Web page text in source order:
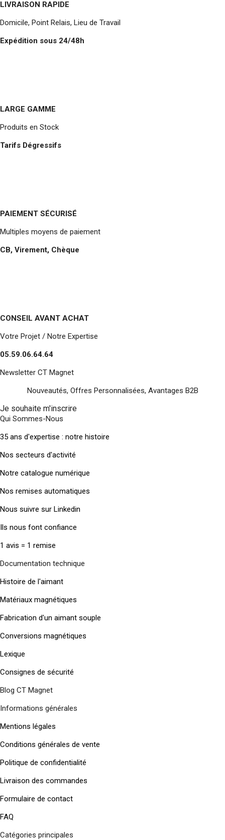
LIVRAISON RAPIDE
Domicile, Point Relais, Lieu de Travail
Expédition sous 24/48h
LARGE GAMME
Produits en Stock
Tarifs Dégressifs
PAIEMENT SÉCURISÉ
Multiples moyens de paiement
CB, Virement, Chèque
CONSEIL AVANT ACHAT
Votre Projet / Notre Expertise
05.59.06.64.64
Newsletter CT Magnet
Nouveautés, Offres Personnalisées, Avantages B2B
Je souhaite m'inscrire
Qui Sommes-Nous
35 ans d'expertise : notre histoire
Nos secteurs d'activité
Notre catalogue numérique
Nos remises automatiques
Nous suivre sur Linkedin
Ils nous font confiance
1 avis = 1 remise
Documentation technique
Histoire de l'aimant
Matériaux magnétiques
Fabrication d'un aimant souple
Conversions magnétiques
Lexique
Consignes de sécurité
Blog CT Magnet
Informations générales
Mentions légales
Conditions générales de vente
Politique de confidentialité
Livraison des commandes
Formulaire de contact
FAQ
Catégories principales